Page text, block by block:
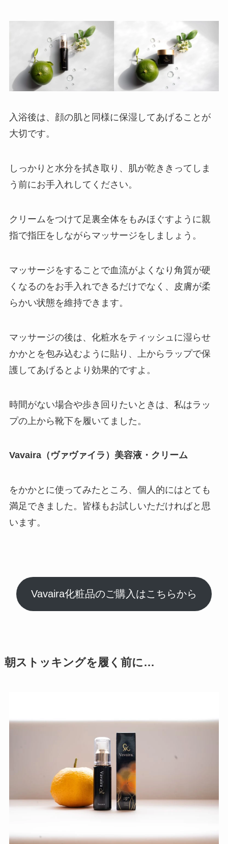
入浴後は、顔の肌と同様に保湿してあげることが
大切です。
しっかりと水分を拭き取り、肌が乾ききってしま
う前にお手入れしてください。
クリームをつけて足裏全体をもみほぐすように親
指で指圧をしながらマッサージをしましょう。
マッサージをすることで血流がよくなり角質が硬
くなるのをお手入れできるだけでなく、皮膚が柔
らかい状態を維持できます。
マッサージの後は、化粧水をティッシュに湿らせ
かかとを包み込むように貼り、上からラップで保
護してあげるとより効果的ですよ。
時間がない場合や歩き回りたいときは、私はラッ
プの上から靴下を履いてました。
Vavaira（ヴァヴァイラ）美容液・クリーム
をかかとに使ってみたところ、個人的にはとても
満足できました。皆様もお試しいただければと思
います。
Vavaira化粧品のご購入はこちらから
朝ストッキングを履く前に…